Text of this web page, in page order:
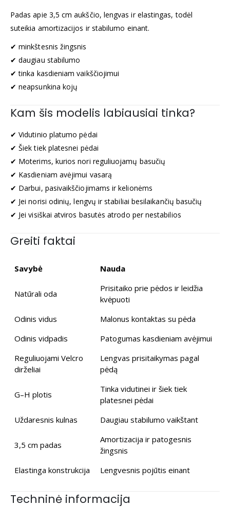
Padas apie 3,5 cm aukščio, lengvas ir elastingas, todėl
suteikia amortizacijos ir stabilumo einant.
✔ minkštesnis žingsnis
✔ daugiau stabilumo
✔ tinka kasdieniam vaikščiojimui
✔ neapsunkina kojų
Kam šis modelis labiausiai tinka?
✔ Vidutinio platumo pėdai
✔ Šiek tiek platesnei pėdai
✔ Moterims, kurios nori reguliuojamų basučių
✔ Kasdieniam avėjimui vasarą
✔ Darbui, pasivaikščiojimams ir kelionėms
✔ Jei norisi odinių, lengvų ir stabiliai besilaikančių basučių
✔ Jei visiškai atviros basutės atrodo per nestabilios
Greiti faktai
Savybė Nauda
Natūrali oda
Prisitaiko prie pėdos ir leidžia
kvėpuoti
Odinis vidus
Malonus kontaktas su pėda
Odinis vidpadis
Patogumas kasdieniam avėjimui
Reguliuojami Velcro
dirželiai
Lengvas prisitaikymas pagal
pėdą
G–H plotis
Tinka vidutinei ir šiek tiek
platesnei pėdai
Uždaresnis kulnas
Daugiau stabilumo vaikštant
3,5 cm padas
Amortizacija ir patogesnis
žingsnis
Elastinga konstrukcija
Lengvesnis pojūtis einant
Techninė informacija